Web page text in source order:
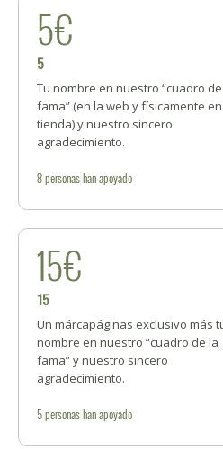
5€
5
Tu nombre en nuestro “cuadro
fama” (en la web y físicamente
tienda) y nuestro sincero
agradecimiento.
8personashan apoyado
15€
15
Un márcapáginas exclusivo más
nombre en nuestro “cuadro de la
fama” y nuestro sincero
agradecimiento.
5personashan apoyado